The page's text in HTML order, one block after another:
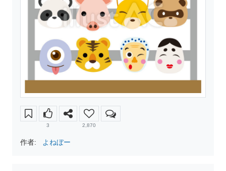
3 2,870
作者: よねぼー